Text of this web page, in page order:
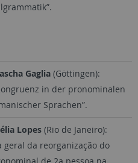
Gaglia(Göttingen):
in der pronominalen
Sprachen”.
Lopes (Rio de Janeiro):
geral da reorganização do
de 2a pessoa na